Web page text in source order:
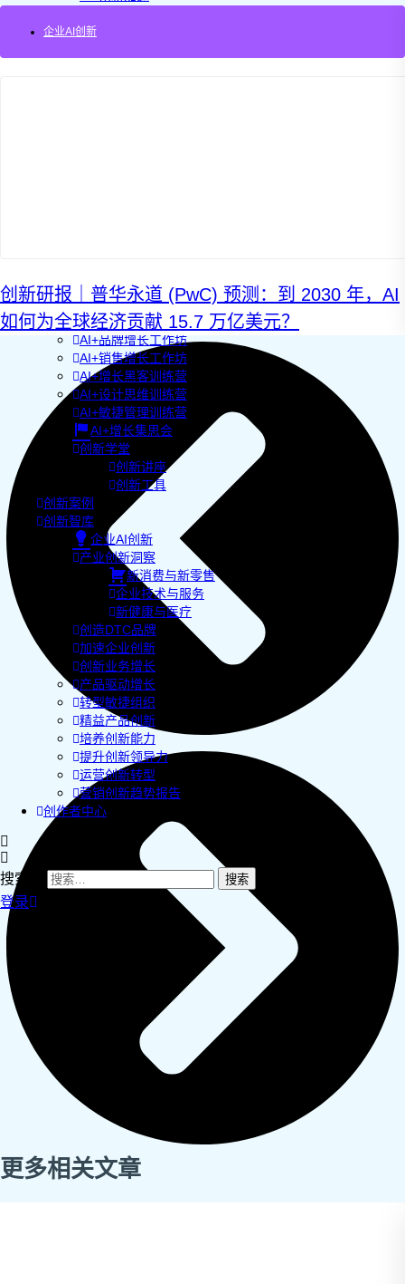
AI+设计冲刺
AI+创新训练营
企业AI创新工作坊
AI+增长战略工作坊
AI+品牌增长工作坊
AI+销售增长工作坊
AI+增长黑客训练营
AI+设计思维训练营
AI+敏捷管理训练营
AI+增长集思会
创新学堂
创新讲座
创新工具
创新案例
创新智库
企业AI创新
产业创新洞察
新消费与新零售
企业技术与服务
新健康与医疗
创造DTC品牌
加速企业创新
创新业务增长
产品驱动增长
转型敏捷组织
精益产品创新
培养创新能力
提升创新领导力
运营创新转型
营销创新趋势报告
创作者中心
搜索：
登录
企业AI创新
创新研报｜普华永道 (PwC) 预测：到 2030 年，AI
如何为全球经济贡献 15.7 万亿美元？
更多相关文章